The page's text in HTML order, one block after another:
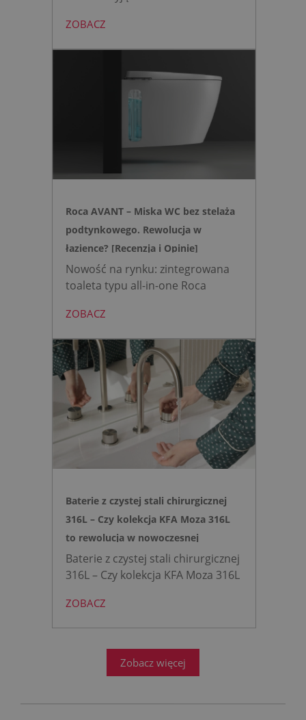
mini to zestaw, który warto
wybrać, gdy zależy nam na
bezpiecznej strefie WC. Zamiast
skomplikowanej i podatnej na
działającą w oparciu o ciśnienie
wody oraz elegancki, szklany
przycisk uruchamiany gestem.
ZOBACZ
Roca AVANT – Miska WC bez stelaża
podtynkowego. Rewolucja w
łazience? [Recenzja i Opinie]
Nowość na rynku: zintegrowana
toaleta typu all-in-one Roca
montażu stelaża podtynkowego.
Zyskujesz do 20 cm przestrzeni w
łazience i o 15% cichsze
spłukiwanie dzięki technologii
opartej na efekcie Venturiego.
Idealne rozwiązanie do szybkich
remontów bez kucia ścian.
ZOBACZ
Baterie z czystej stali chirurgicznej
316L – Czy kolekcja KFA Moza 316L
to rewolucja w nowoczesnej
łazience?
Baterie z czystej stali chirurgicznej
316L – Czy kolekcja KFA Moza 316L
łazience?
projektowanie łazienek stanęło
ZOBACZ
Zobacz więcej